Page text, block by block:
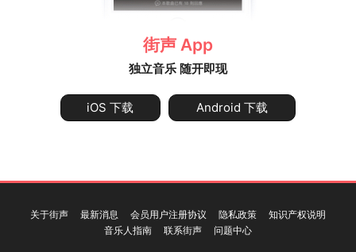
街声 App
独立音乐 随开即现
iOS 下载 Android 下载
关于街声 最新消息 会员用户注册协议 隐私政策
知识产权说明
音乐人指南
联系街声 问题中心